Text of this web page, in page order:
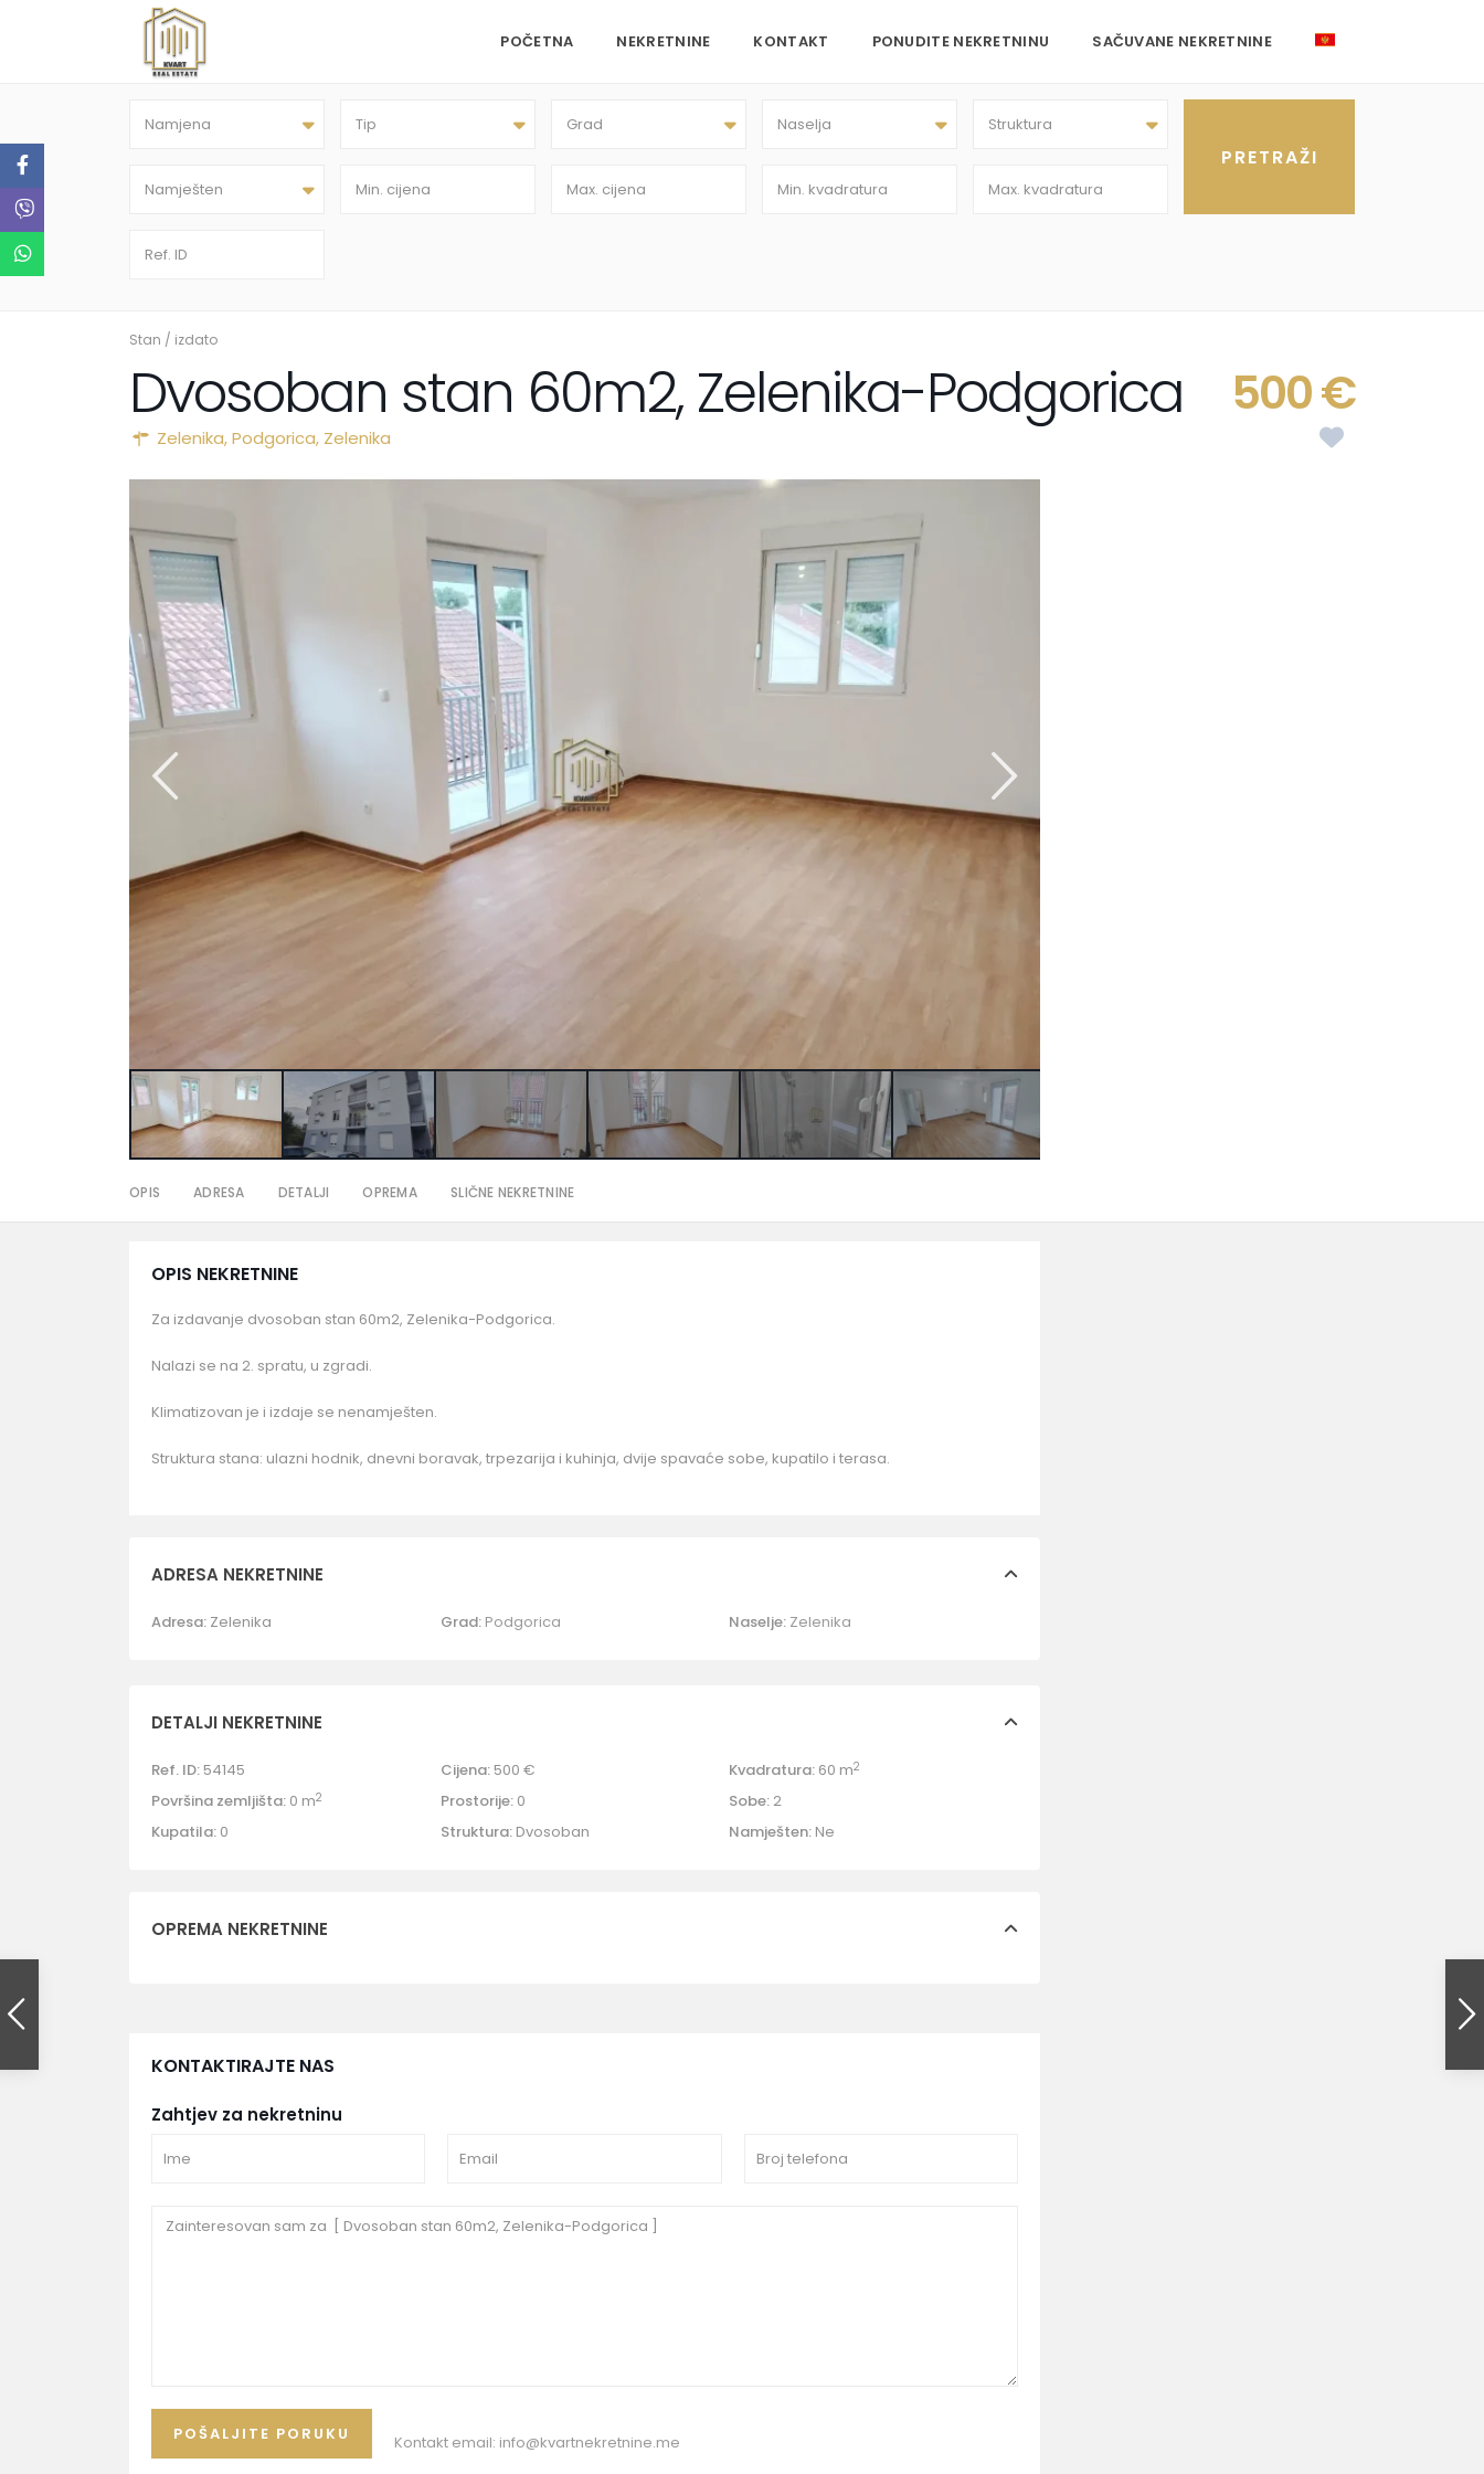
POČETNA NEKRETNINE KONTAKT PONUDITE NEKRETNINU SAČUVANE NEKRETNINE
Namjena Tip Grad Naselja Struktura
Namješten
Stan / izdato
Dvosoban stan 60m2, Zelenika-Podgorica 500 €
Zelenika,Podgorica, Zelenika
OPIS ADRESA DETALJI OPREMA SLIČNE NEKRETNINE
OPIS NEKRETNINE
Za izdavanje dvosoban stan 60m2, Zelenika-Podgorica.
Nalazi se na 2. spratu, u zgradi.
Klimatizovan je i izdaje se nenamješten.
Struktura stana: ulazni hodnik, dnevni boravak, trpezarija i kuhinja, dvije spavaće sobe, kupatilo i terasa.
ADRESA NEKRETNINE
Adresa: Zelenika Grad: Podgorica Naselje: Zelenika
DETALJI NEKRETNINE
Ref. ID: 54145 Cijena: 500 € Kvadratura: 60 m2
Površina zemljišta: 0 m2 Prostorije:0 Sobe: 2
Kupatila: 0 Struktura:Dvosoban Namješten: Ne
OPREMA NEKRETNINE
KONTAKTIRAJTE NAS
Zahtjev za nekretninu
Kontakt email: info@kvartnekretnine.me